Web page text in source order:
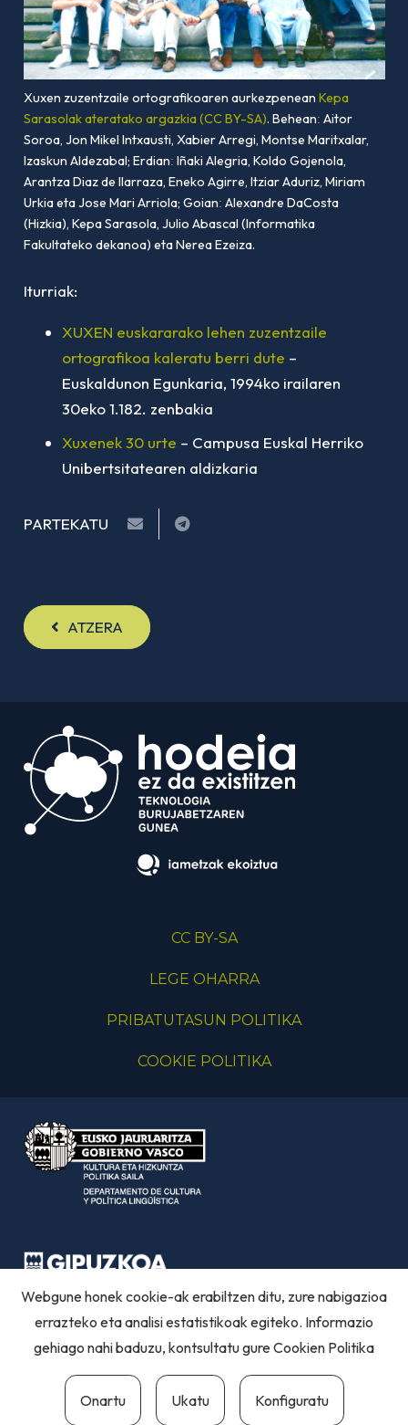
Xuxen zuzentzaile ortografikoaren aurkezpenean Kepa
Sarasolak ateratako argazkia (CC BY-SA). Beheanː Aitor
Soroa, Jon Mikel Intxausti, Xabier Arregi, Montse Maritxalar,
Izaskun Aldezabal; Erdianː Iñaki Alegria, Koldo Gojenola,
Arantza Diaz de Ilarraza, Eneko Agirre, Itziar Aduriz, Miriam
Urkia eta Jose Mari Arriola; Goianː Alexandre DaCosta
(Hizkia), Kepa Sarasola, Julio Abascal (Informatika
Fakultateko dekanoa) eta Nerea Ezeiza.
Iturriak:
XUXEN euskararako lehen zuzentzaile
ortografikoa kaleratu berri dute –
Euskaldunon Egunkaria, 1994ko irailaren
30eko 1.182. zenbakia
Xuxenek 30 urte – Campusa Euskal Herriko
Unibertsitatearen aldizkaria
PARTEKATU
ATZERA
CC BY-SA
LEGE OHARRA
PRIBATUTASUN POLITIKA
COOKIE POLITIKA
Webgune honek cookie-ak erabiltzen ditu, zure nabigazioa
errazteko eta analisi estatistikoak egiteko. Informazio
gehiago nahi baduzu, kontsultatu gureCookien Politika
Onartu Ukatu Konfiguratu